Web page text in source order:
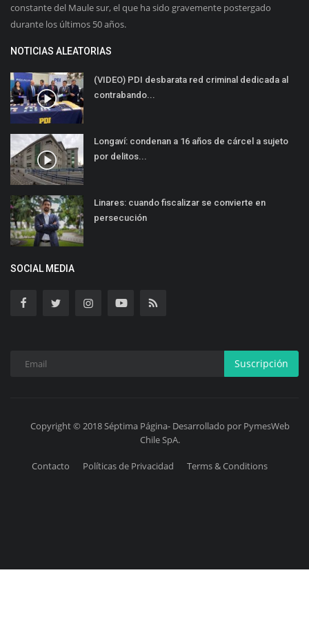
constante del Maule sur, el que ha sido gravemente postergado
durante los últimos 50 años.
NOTICIAS ALEATORIAS
(VIDEO) PDI desbarata red criminal dedicada al
contrabando...
Longaví: condenan a 16 años de cárcel a sujeto
por delitos...
Linares: cuando fiscalizar se convierte en
persecución
SOCIAL MEDIA
Suscripción
Copyright © 2018 Séptima Página- Desarrollado por PymesWeb
Chile SpA.
Contacto Políticas de Privacidad Terms & Conditions